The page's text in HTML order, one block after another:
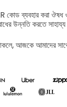
কোড ব্যবহার করা
উন্নতি করতে
আজকে আমাদের